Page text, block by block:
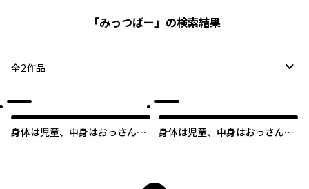
「みっつばー」の検索結果
全2作品
身体は児童、中身はおっさんの
身体は児童、中身はおっさんの